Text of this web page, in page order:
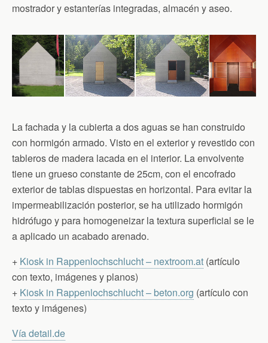
mostrador y estanterías integradas, almacén y aseo.
La fachada y la cubierta a dos aguas se han construido
con hormigón armado. Visto en el exterior y revestido con
tableros de madera lacada en el interior. La envolvente
tiene un grueso constante de 25cm, con el encofrado
exterior de tablas dispuestas en horizontal. Para evitar la
impermeabilización posterior, se ha utilizado hormigón
hidrófugo y para homogeneizar la textura superficial se le
a aplicado un acabado arenado.
+ Kiosk in Rappenlochschlucht – nextroom.at (artículo
con texto, imágenes y planos)
+ Kiosk in Rappenlochschlucht – beton.org (artículo con
texto y imágenes)
Vía detail.de